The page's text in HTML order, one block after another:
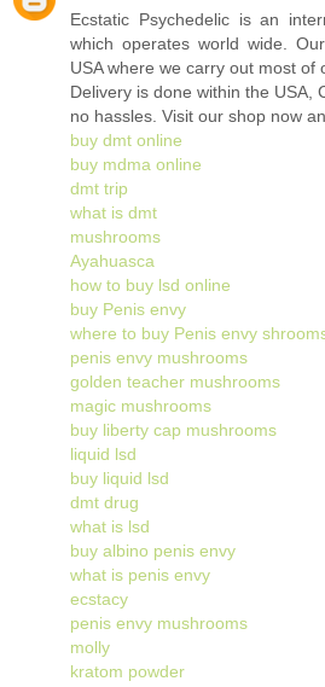
Ecstatic Psychedelic is an
which operates world wide.
USA where we carry out most of
Delivery is done within the USA,
no hassles. Visit our shop now
buy dmt online
buy mdma online
dmt trip
what is dmt
mushrooms
Ayahuasca
how to buy lsd online
buy Penis envy
where to buy Penis envy
penis envy mushrooms
golden teacher mushrooms
magic mushrooms
buy liberty cap mushrooms
liquid lsd
buy liquid lsd
dmt drug
what is lsd
buy albino penis envy
what is penis envy
ecstacy
penis envy mushrooms
molly
kratom powder